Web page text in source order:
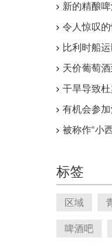
新的精酿
令人惊叹
比利时船
天价葡萄
干旱导致
有机会参
被称作“小
标签
区域
啤酒吧